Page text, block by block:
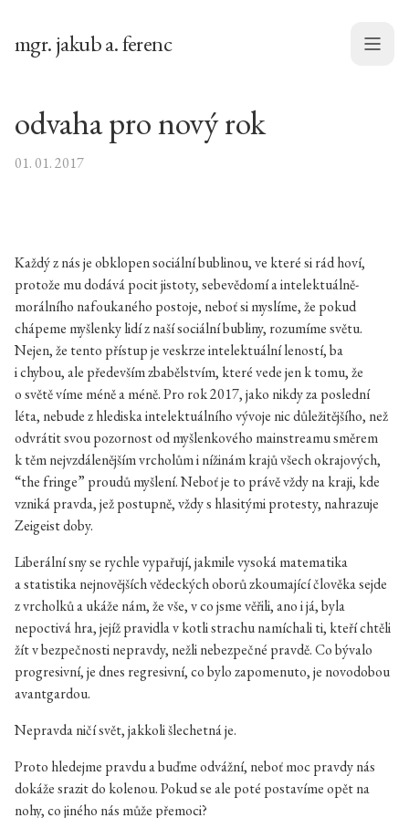
mgr. jakub a. ferenc Menu
odvaha pro nový rok
01. 01. 2017
Každý z nás je obklopen sociální bublinou, ve které si rád hoví,
protože mu dodává pocit jistoty, sebevědomí a intelektuálně-
morálního nafoukaného postoje, neboť si myslíme, že pokud
chápeme myšlenky lidí z naší sociální bubliny, rozumíme světu.
Nejen, že tento přístup je veskrze intelektuální leností, ba
i chybou, ale především zbabělstvím, které vede jen k tomu, že
o světě víme méně a méně. Pro rok 2017, jako nikdy za poslední
léta, nebude z hlediska intelektuálního vývoje nic důležitějšího, než
odvrátit svou pozornost od myšlenkového mainstreamu směrem
k těm nejvzdálenějším vrcholům i nížinám krajů všech okrajových,
“the fringe” proudů myšlení. Neboť je to právě vždy na kraji, kde
vzniká pravda, jež postupně, vždy s hlasitými protesty, nahrazuje
Zeigeist doby.
Liberální sny se rychle vypařují, jakmile vysoká matematika
a statistika nejnovějších vědeckých oborů zkoumající člověka sejde
z vrcholků a ukáže nám, že vše, v co jsme věřili, ano i já, byla
nepoctivá hra, jejíž pravidla v kotli strachu namíchali ti, kteří chtěli
žít v bezpečnosti nepravdy, nežli nebezpečné pravdě. Co bývalo
progresivní, je dnes regresivní, co bylo zapomenuto, je novodobou
avantgardou.
Nepravda ničí svět, jakkoli šlechetná je.
Proto hledejme pravdu a buďme odvážní, neboť moc pravdy nás
dokáže srazit do kolenou. Pokud se ale poté postavíme opět na
nohy, co jiného nás může přemoci?